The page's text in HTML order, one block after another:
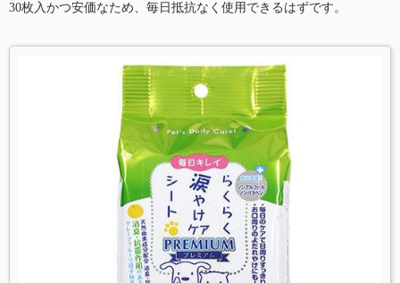
30枚入かつ安価なため、毎日抵抗なく使用できるはずです。